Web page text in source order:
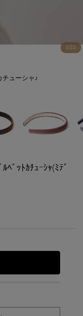
チューシャ♪
1 /21
ﾞｯﾄｶﾁｭｰｼｬ(ﾐﾃﾞ